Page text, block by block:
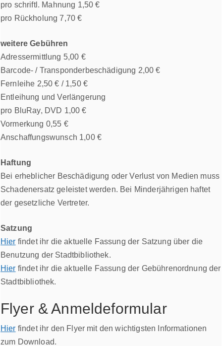
pro schriftl. Mahnung 1,50 €
pro Rückholung 7,70 €
weitere Gebühren
Adressermittlung 5,00 €
Barcode- / Transponderbeschädigung 2,00 €
Fernleihe 2,50 € / 1,50 €
Entleihung und Verlängerung
pro BluRay, DVD 1,00 €
Vormerkung 0,55 €
Anschaffungswunsch 1,00 €
Haftung
Bei erheblicher Beschädigung oder Verlust von Medien muss
Schadenersatz geleistet werden. Bei Minderjährigen haftet
der gesetzliche Vertreter.
Satzung
Hier findet ihr die aktuelle Fassung der Satzung über die
Benutzung der Stadtbibliothek.
Hier findet ihr die aktuelle Fassung der Gebührenordnung der
Stadtbibliothek.
Flyer & Anmeldeformular
Hier findet ihr den Flyer mit den wichtigsten Informationen
zum Download.